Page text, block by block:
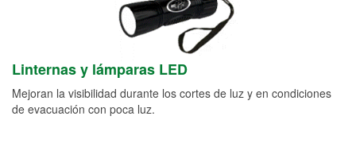
Linternas y lámparas LED
Mejoran la visibilidad durante los cortes de luz y en condiciones
de evacuación con poca luz.